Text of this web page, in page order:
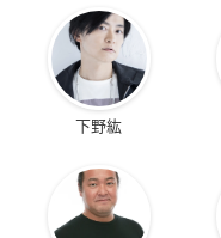
下野紘